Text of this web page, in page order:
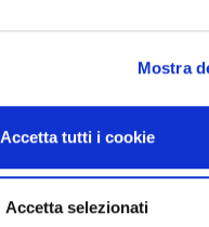
Mostra
Accetta tutti i cookie
Accetta selezionati